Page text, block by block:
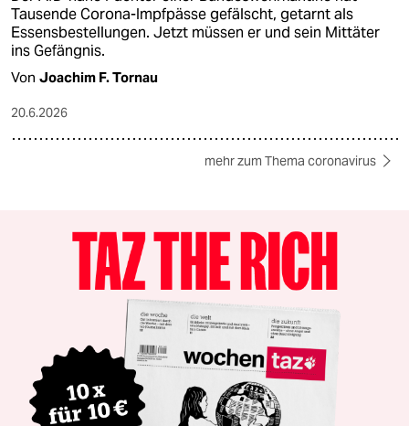
Tausende Corona-Impfpässe gefälscht, getarnt als
Essensbestellungen. Jetzt müssen er und sein Mittäter
ins Gefängnis.
Von Joachim F. Tornau
20.6.2026
mehr zum Thema coronavirus